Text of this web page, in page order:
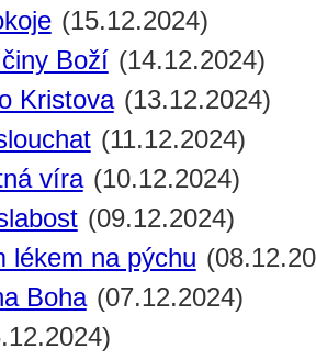
(15.12.2024)
Boží (14.12.2024)
Kristova (13.12.2024)
(11.12.2024)
víra (10.12.2024)
(09.12.2024)
lékem na pýchu
Boha (07.12.2024)